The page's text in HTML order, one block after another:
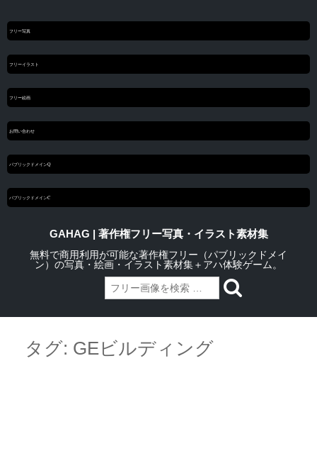
フリー写真
フリーイラスト
フリー絵画
お問い合わせ
パブリックドメインQ
パブリックドメインC
GAHAG | 著作権フリー写真・イラスト素材集
無料で商用利用が可能な著作権フリー（パブリックドメイ
ン）の写真・絵画・イラスト素材集＋アハ体験ゲーム。
contentタグ: GEビルディング